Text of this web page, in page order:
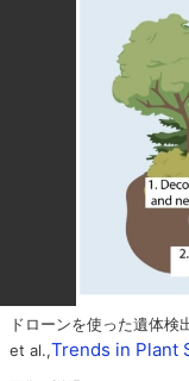
ドローンを使った遺体
et al.,Trends in Plant